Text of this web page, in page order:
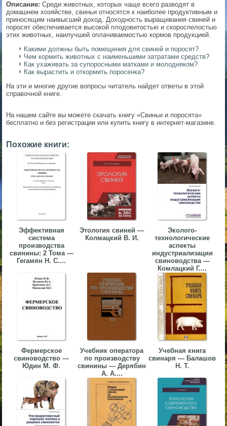
Описание: Среди животных, которых чаще всего разводят в
домашнем хозяйстве, свиньи относятся к наиболее продуктивным и
приносящим наивысший доход. Доходность выращивания свиней и
поросят обеспечивается высокой плодовитостью и скороспелостью
этих животных, наилучшей оплачиваемостью кормов продукцией.
Какими должны быть помещения для свиней и поросят?
Чем кормить животных с наименьшими затратами средств?
Как ухаживать за супоросными матками и молодняком?
Как вырастить и откормить поросенка?
На эти и многие другие вопросы читатель найдет ответы в этой
справочной книге.
На нашем сайте вы можете скачать книгу «Свиньи и поросята»
бесплатно и без регистрации или купить книгу в интернет-магазине.
Похожие книги:
Эффективная
система
производства
свинины: 2 Тома —
Гегамян Н. С....
Этология свиней —
Колмацкий В. И.
Эколого-
технологические
аспекты
индустриализации
свиноводства —
Комлацкий Г....
Фермерское
свиноводство —
Юдин М. Ф.
Учебник оператора
по производству
свинины — Дерябин
А. А....
Учебная книга
свинаря — Балашов
Н. Т.
▼
▼